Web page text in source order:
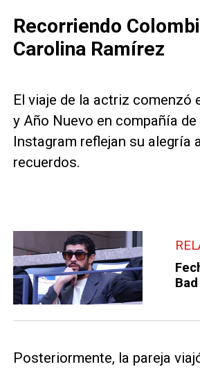
Recorriendo
Carolina Ramírez
El viaje de la actriz comenzó
y Año Nuevo en compañía
Instagram reflejan su alegría
recuerdos.
Posteriormente, la pareja